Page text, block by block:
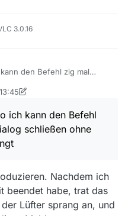
3.0.16
den Befehl zig mal
Hast Du da ne
8. Okt. 2019, 15:46
ich kann den Befehl
schließen ohne
Nachdem ich
beendet habe, trat das
Lüfter sprang an, und